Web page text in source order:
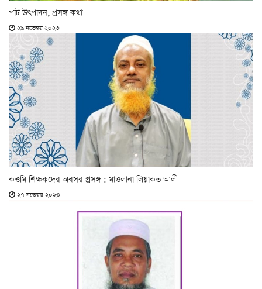
পাট উৎপাদন, প্রসঙ্গ কথা
২৯ নভেম্বর ২০২৩
কওমি শিক্ষকদের অবসর প্রসঙ্গ : মাওলানা লিয়াকত আলী
২৭ নভেম্বর ২০২৩